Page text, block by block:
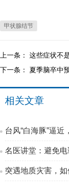
甲状腺结节
上一条： 这些症状不
下一条： 夏季脑卒中
相关文章
台风“白海豚”逼
名医讲堂：避免
突遇地质灾害，